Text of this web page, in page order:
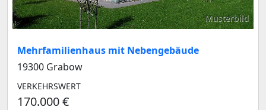
Musterbild
Mehrfamilienhaus mit Nebengebäude
19300 Grabow
VERKEHRSWERT
170.000 €